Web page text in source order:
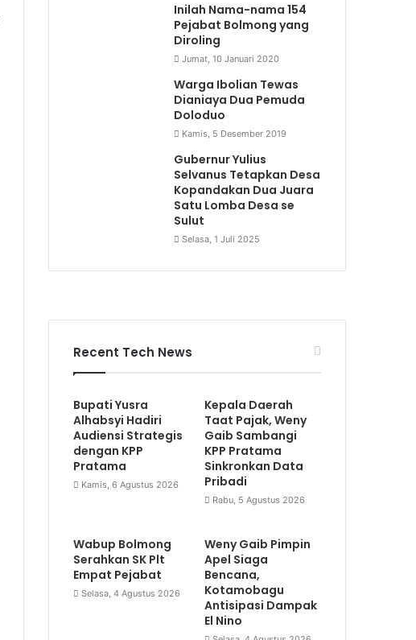
Inilah Nama-nama 154
Pejabat Bolmong yang
Diroling
Jumat, 10 Januari 2020
Warga Ibolian Tewas
Dianiaya Dua Pemuda
Doloduo
Kamis, 5 Desember 2019
Gubernur Yulius
Selvanus Tetapkan Desa
Kopandakan Dua Juara
Satu Lomba Desa se
Sulut
Selasa, 1 Juli 2025
Recent Tech News
Bupati Yusra
Alhabsyi Hadiri
Audiensi Strategis
dengan KPP
Pratama
Kamis, 6 Agustus 2026
Kepala Daerah
Taat Pajak, Weny
Gaib Sambangi
KPP Pratama
Sinkronkan Data
Pribadi
Rabu, 5 Agustus 2026
Wabup Bolmong
Serahkan SK Plt
Empat Pejabat
Selasa, 4 Agustus 2026
Weny Gaib Pimpin
Apel Siaga
Bencana,
Kotamobagu
Antisipasi Dampak
El Nino